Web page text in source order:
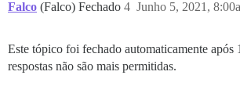
Falco (Falco) Fechado Junho 5, 2021,
4
Este tópico foi fechado automaticamente após
respostas não são mais permitidas.